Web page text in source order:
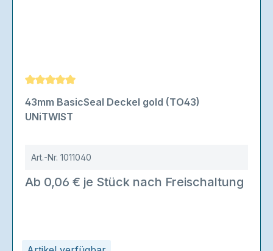
Durchschnittliche Bewertung von 5 von 5 Sternen
43mm BasicSeal Deckel gold (TO43)
UNiTWIST
Art.-Nr. 1011040
Ab 0,06 € je Stück nach Freischaltung